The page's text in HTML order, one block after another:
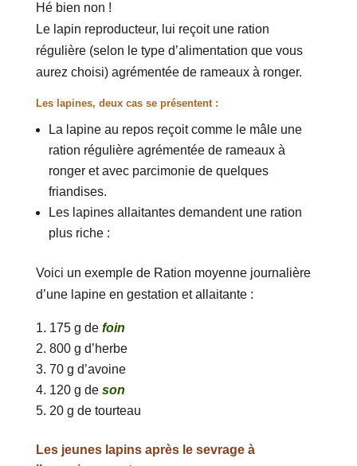
Hé bien non !
Le lapin reproducteur, lui reçoit une ration
régulière (selon le type d’alimentation que vous
aurez choisi) agrémentée de rameaux à ronger.
Les lapines, deux cas se présentent :
La lapine au repos reçoit comme le mâle une
ration régulière agrémentée de rameaux à
ronger et avec parcimonie de quelques
friandises.
Les lapines allaitantes demandent une ration
plus riche :
Voici un exemple de Ration moyenne journalière
d’une lapine en gestation et allaitante :
175 g de foin
800 g d’herbe
70 g d’avoine
120 g de son
20 g de tourteau
Les jeunes lapins après le sevrage à